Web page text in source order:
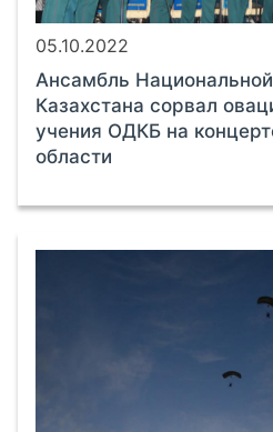
05.10.2022
Ансамбль
Казахстана сорвал
учения ОДКБ на
области